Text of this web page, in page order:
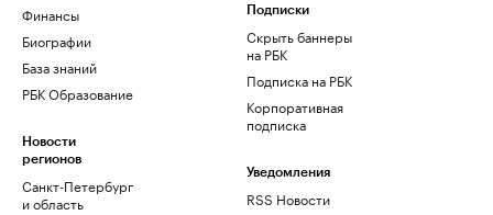
Финансы
Биографии
База знаний
РБК Образование
Новости
регионов
Санкт-Петербург
и область
Подписки
Скрыть баннеры
на РБК
Подписка на РБК
Корпоративная
подписка
Уведомления
RSS Новости